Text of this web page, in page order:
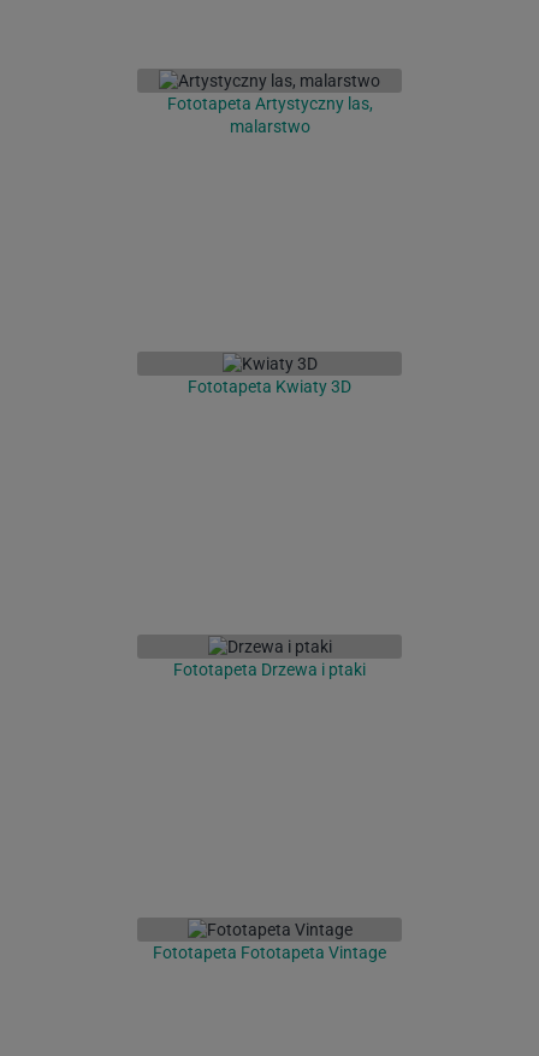
Fototapeta Artystyczny las,
malarstwo
Fototapeta Kwiaty 3D
Fototapeta Drzewa i ptaki
Fototapeta Fototapeta Vintage